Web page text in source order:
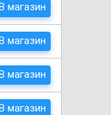
магазин
магазин
магазин
магазин